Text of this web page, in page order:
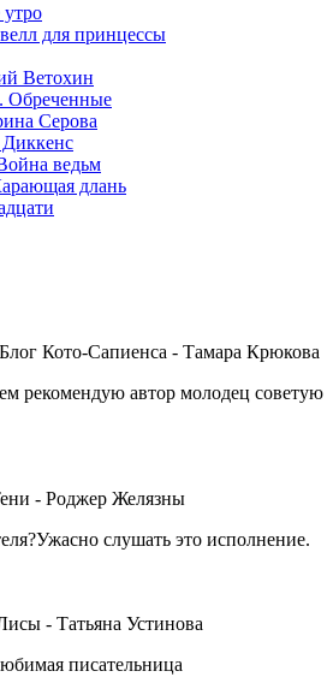
для принцессы
Ветохин
Обреченные
Серова
ведьм
длань
Кото-Сапиенса - Тамара Крюкова
рекомендую автор молодец советую
- Роджер Желязны
слушать это исполнение.
- Татьяна Устинова
писательница